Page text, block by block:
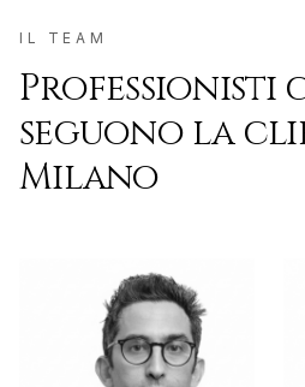
IL TEAM
Professionisti
seguono la
Milano